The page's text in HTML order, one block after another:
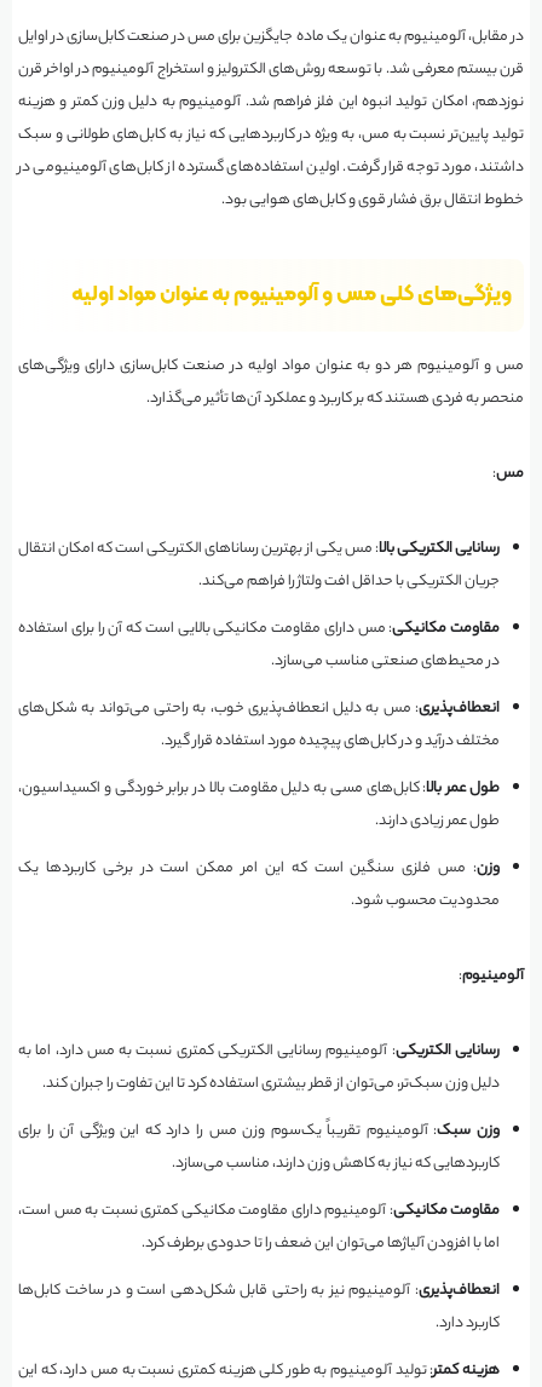
در مقابل، آلومینیوم به عنوان یک ماده جایگزین برای مس در صنعت کابل‌سازی در اوایل
قرن بیستم معرفی شد. با توسعه روش‌های الکترولیز و استخراج آلومینیوم در اواخر قرن
نوزدهم، امکان تولید انبوه این فلز فراهم شد. آلومینیوم به دلیل وزن کمتر و هزینه
تولید پایین‌تر نسبت به مس، به ویژه در کاربردهایی که نیاز به کابل‌های طولانی و سبک
داشتند، مورد توجه قرار گرفت. اولین استفاده‌های گسترده از کابل‌های آلومینیومی در
خطوط انتقال برق فشار قوی و کابل‌های هوایی بود.
ویژگی‌های کلی مس و آلومینیوم به عنوان مواد اولیه
مس و آلومینیوم هر دو به عنوان مواد اولیه در صنعت کابل‌سازی دارای ویژگی‌های
منحصر به فردی هستند که بر کاربرد و عملکرد آن‌ها تأثیر می‌گذارد.
مس:
رسانایی الکتریکی بالا: مس یکی از بهترین رساناهای الکتریکی است که امکان انتقال
جریان الکتریکی با حداقل افت ولتاژ را فراهم می‌کند.
مقاومت مکانیکی: مس دارای مقاومت مکانیکی بالایی است که آن را برای استفاده
در محیط‌های صنعتی مناسب می‌سازد.
انعطاف‌پذیری: مس به دلیل انعطاف‌پذیری خوب، به راحتی می‌تواند به شکل‌های
مختلف درآید و در کابل‌های پیچیده مورد استفاده قرار گیرد.
طول عمر بالا: کابل‌های مسی به دلیل مقاومت بالا در برابر خوردگی و اکسیداسیون،
طول عمر زیادی دارند.
وزن: مس فلزی سنگین است که این امر ممکن است در برخی کاربردها یک
محدودیت محسوب شود.
آلومینیوم:
رسانایی الکتریکی: آلومینیوم رسانایی الکتریکی کمتری نسبت به مس دارد، اما به
دلیل وزن سبک‌تر، می‌توان از قطر بیشتری استفاده کرد تا این تفاوت را جبران کند.
وزن سبک: آلومینیوم تقریباً یک‌سوم وزن مس را دارد که این ویژگی آن را برای
کاربردهایی که نیاز به کاهش وزن دارند، مناسب می‌سازد.
مقاومت مکانیکی: آلومینیوم دارای مقاومت مکانیکی کمتری نسبت به مس است،
اما با افزودن آلیاژها می‌توان این ضعف را تا حدودی برطرف کرد.
انعطاف‌پذیری: آلومینیوم نیز به راحتی قابل شکل‌دهی است و در ساخت کابل‌ها
کاربرد دارد.
هزینه کمتر: تولید آلومینیوم به طور کلی هزینه کمتری نسبت به مس دارد، که این